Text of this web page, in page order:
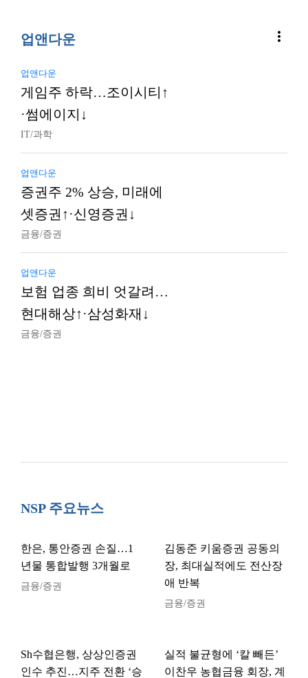
업앤다운 more_vert
업앤다운
게임주 하락…조이시티↑
·썸에이지↓
IT/과학
업앤다운
증권주 2% 상승, 미래에
셋증권↑·신영증권↓
금융/증권
업앤다운
보험 업종 희비 엇갈려…
현대해상↑·삼성화재↓
금융/증권
NSP 주요뉴스
한은, 통안증권 손질…1
년물 통합발행 3개월로
금융/증권
김동준 키움증권 공동의
장, 최대실적에도 전산장
애 반복
금융/증권
Sh수협은행, 상상인증권
인수 추진…지주 전환 ‘승
실적 불균형에 ‘칼 빼든’
이찬우 농협금융 회장, 계